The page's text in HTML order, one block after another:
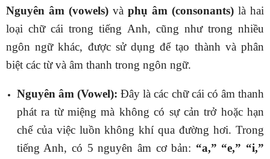
Nguyên âm (vowels) và phụ âm (consonants) là hai
loại chữ cái trong tiếng Anh, cũng như trong nhiều
ngôn ngữ khác, được sử dụng để tạo thành và phân
biệt các từ và âm thanh trong ngôn ngữ.
Nguyên âm (Vowel): Đây là các chữ cái có âm thanh
phát ra từ miệng mà không có sự cản trở hoặc hạn
chế của việc luồn không khí qua đường hơi. Trong
tiếng Anh, có 5 nguyên âm cơ bản: “a,” “e,” “i,”